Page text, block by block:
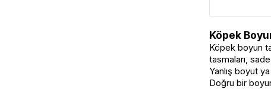
Köpek
Köpek boyun
tasmaları,
Yanlış boyut
Doğru bir